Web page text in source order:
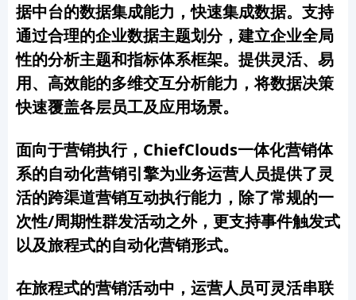
据中台的数据集成能力 ，快速集成数据。 支持
通过合理的企业数据主题划分，建立企业全局
性的分析主题和指标体系框架。提供灵活、易
用、高效能的多维交互分析能力，将数据决策
快速覆盖各层员工及应用场景。
面向于营销执行，ChiefClouds一体化营销体
系的自动化营销引擎为业务运营人员提供了灵
活的跨渠道营销互动执行能力，除了常规的一
次性/周期性群发活动之外，更支持事件触发式
以及旅程式的自动化营销形式。
在旅程式的营销活动中，运营人员可灵活串联